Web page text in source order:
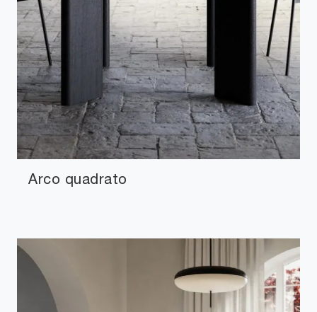
Arco quadrato